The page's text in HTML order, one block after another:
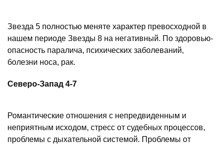
Звезда 5 полностью меняте характер превосходной в
нашем периоде Звезды 8 на негативный. По здоровью-
опасность паралича, психических заболеваний,
болезни носа, рак.
Северо-Запад 4-7
Романтические отношения с непредвиденным и
неприятным исходом, стресс от судебных процессов,
проблемы с дыхательной системой. Проблемы от